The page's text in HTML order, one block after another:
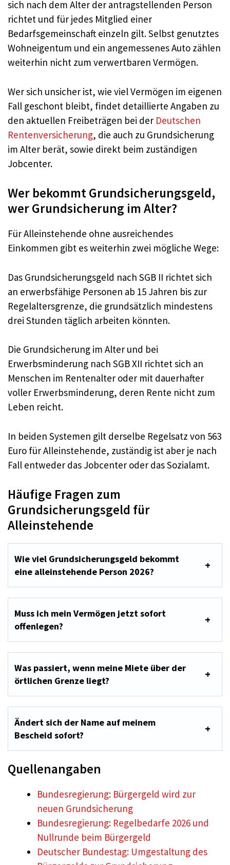
sich nach dem Alter der antragstellenden Person
richtet und für jedes Mitglied einer
Bedarfsgemeinschaft einzeln gilt. Selbst genutztes
Wohneigentum und ein angemessenes Auto zählen
weiterhin nicht zum verwertbaren Vermögen.
Wer sich unsicher ist, wie viel Vermögen im eigenen
Fall geschont bleibt, findet detaillierte Angaben zu
den aktuellen Freibeträgen bei der Deutschen
Rentenversicherung, die auch zu Grundsicherung
im Alter berät, sowie direkt beim zuständigen
Jobcenter.
Wer bekommt Grundsicherungsgeld,
wer Grundsicherung im Alter?
Für Alleinstehende ohne ausreichendes
Einkommen gibt es weiterhin zwei mögliche Wege:
Das Grundsicherungsgeld nach SGB II richtet sich
an erwerbsfähige Personen ab 15 Jahren bis zur
Regelaltersgrenze, die grundsätzlich mindestens
drei Stunden täglich arbeiten könnten.
Die Grundsicherung im Alter und bei
Erwerbsminderung nach SGB XII richtet sich an
Menschen im Rentenalter oder mit dauerhafter
voller Erwerbsminderung, deren Rente nicht zum
Leben reicht.
In beiden Systemen gilt derselbe Regelsatz von 563
Euro für Alleinstehende, zuständig ist aber je nach
Fall entweder das Jobcenter oder das Sozialamt.
Häufige Fragen zum
Grundsicherungsgeld für
Alleinstehende
Wie viel Grundsicherungsgeld bekommt
eine alleinstehende Person 2026?
Muss ich mein Vermögen jetzt sofort
offenlegen?
Was passiert, wenn meine Miete über der
örtlichen Grenze liegt?
Ändert sich der Name auf meinem
Bescheid sofort?
Quellenangaben
Bundesregierung: Bürgergeld wird zur
neuen Grundsicherung
Bundesregierung: Regelbedarfe 2026 und
Nullrunde beim Bürgergeld
Deutscher Bundestag: Umgestaltung des